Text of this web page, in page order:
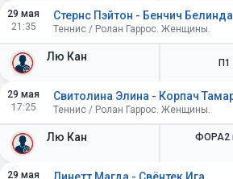
29 мая
21:35
Лю Кан
Стернс Пэйтон - Бенчич Белинда
Теннис / Ролан Гаррос. Женщины.
П1
29 мая
17:25
Лю Кан
Свитолина Элина - Корпач
Теннис / Ролан Гаррос. Женщины.
ФОРА2
29 мая